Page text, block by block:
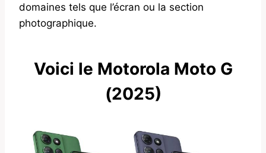
domaines tels que l’écran ou la section
photographique.
Voici le Motorola Moto G
(2025)